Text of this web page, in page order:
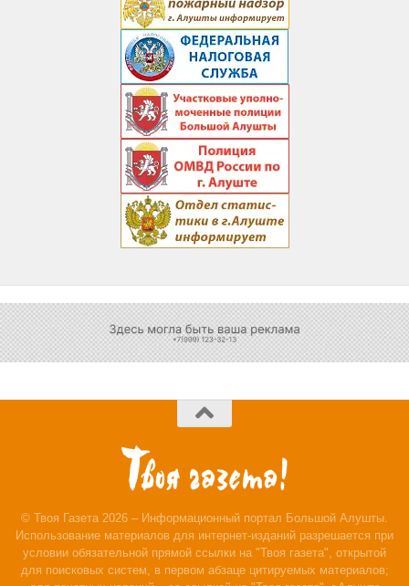
© Твоя Газета 2026 – Информационный портал Большой Алушты.
Использование материалов для интернет-изданий разрешается при
условии обязательной прямой ссылки на "Твоя газета", открытой
для поисковых систем, в первом абзаце цитируемых материалов;